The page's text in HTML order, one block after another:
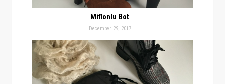
Miflonlu Bot
December 29, 2017